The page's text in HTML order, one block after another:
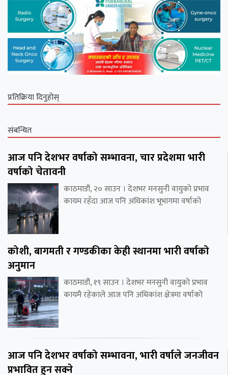
प्रतिक्रिया दिनुहोस्
संबन्धित
आज पनि देशभर वर्षाको सम्भावना, चार प्रदेशमा भारी
वर्षाको चेतावनी
काठमाडौं, २० साउन । देशभर मनसुनी वायुको प्रभाव
कायम रहँदा आज पनि अधिकांश भूभागमा वर्षाको
कोशी, बागमती र गण्डकीका केही स्थानमा भारी वर्षाको
अनुमान
काठमाडौं, १९ साउन । देशभर मनसुनी वायुको प्रभाव
कायमै रहेकाले आज पनि अधिकांश क्षेत्रमा वर्षाको
आज पनि देशभर वर्षाको सम्भावना, भारी वर्षाले जनजीवन
प्रभावित हुन सक्ने